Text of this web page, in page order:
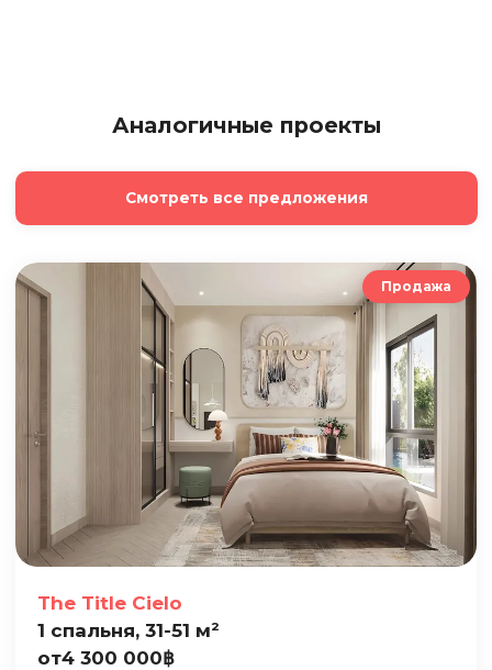
Аналогичные проекты
Смотреть все предложения
Продажа
The Title Cielo
1 спальня, 31-51 м²
от4 300 000฿